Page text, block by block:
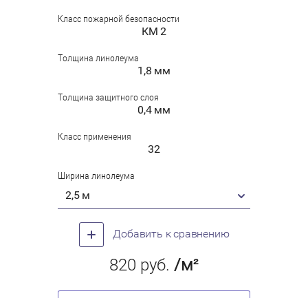
Класс пожарной безопасности
КМ 2
Толщина линолеума
1,8 мм
Толщина защитного слоя
0,4 мм
Класс применения
32
Ширина линолеума
2,5 м
Добавить к сравнению
820 руб. /м²